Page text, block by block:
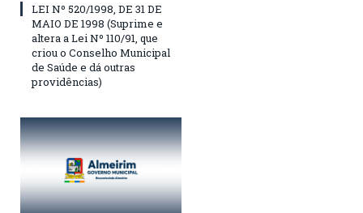
LEI Nº 520/1998, DE 31 DE
MAIO DE 1998 (Suprime e
altera a Lei Nº 110/91, que
criou o Conselho Municipal
de Saúde e dá outras
providências)